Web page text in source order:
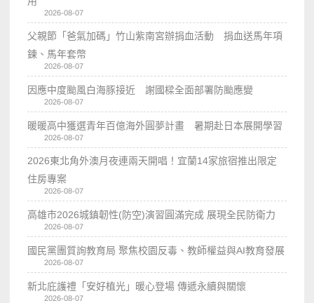
2026-08-07
父親節「爸氣加碼」竹山紫南宮辦捐血活動 捐血送馬年項
鍊、馬年套幣
2026-08-07
因應中度颱風白海豚接近 謝國樑全面部署防颱應變
2026-08-07
暖暖高中獲選青年百億海外圓夢計畫 暑期赴日本展開學習
2026-08-07
2026東北角外澳月夜連兩天開唱！宜蘭14家旅宿推出限定
住房專案
2026-08-07
高雄市2026城鎮韌性(防空)演習圓滿完成 展現全民防衛力
2026-08-07
國民黨團質詢教育局 聚焦校園反毒、教師權益與AI教育發展
2026-08-07
新北庇護禮「安好植光」暖心登場 傳遞永續與關懷
2026-08-07